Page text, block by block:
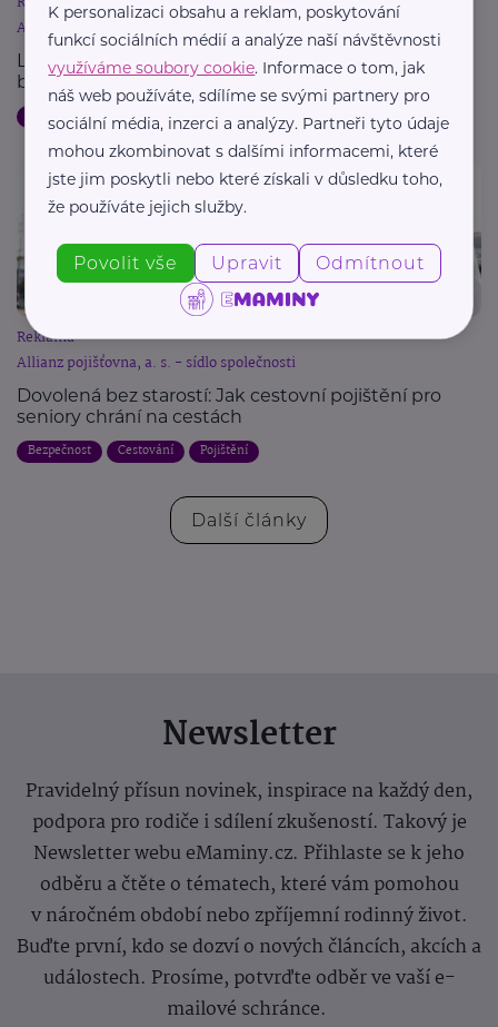
Allianz pojišťovna, a. s. - sídlo společnosti
Letní dovolená a pojištění: Jak chránit svůj majetek
během cest
Dovolená Bezpečnost Cestování Pojištění
Reklama
Allianz pojišťovna, a. s. - sídlo společnosti
Dovolená bez starostí: Jak cestovní pojištění pro
seniory chrání na cestách
Bezpečnost Cestování Pojištění
Další články
Newsletter
Pravidelný přísun novinek, inspirace na každý den,
podpora pro rodiče i sdílení zkušeností. Takový je
Newsletter webu eMaminy.cz. Přihlaste se k jeho
odběru a čtěte o tématech, které vám pomohou
v náročném období nebo zpříjemní rodinný život.
Buďte první, kdo se dozví o nových článcích, akcích a
událostech. Prosíme, potvrďte odběr ve vaší e-
mailové schránce.
K personalizaci obsahu a reklam, poskytování
funkcí sociálních médií a analýze naší návštěvnosti
využíváme soubory cookie. Informace o tom, jak
náš web používáte, sdílíme se svými partnery pro
sociální média, inzerci a analýzy. Partneři tyto údaje
mohou zkombinovat s dalšími informacemi, které
jste jim poskytli nebo které získali v důsledku toho,
že používáte jejich služby.
Povolit vše Upravit Odmítnout